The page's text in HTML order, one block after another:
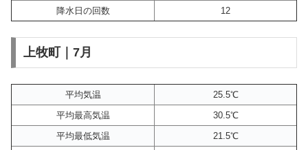
降水日の回数
12
上牧町｜7月
平均気温
25.5℃
平均最高気温
30.5℃
平均最低気温
21.5℃